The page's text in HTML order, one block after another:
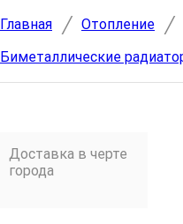
Главная / Отопление /
Биметаллические
Доставка в черте
города